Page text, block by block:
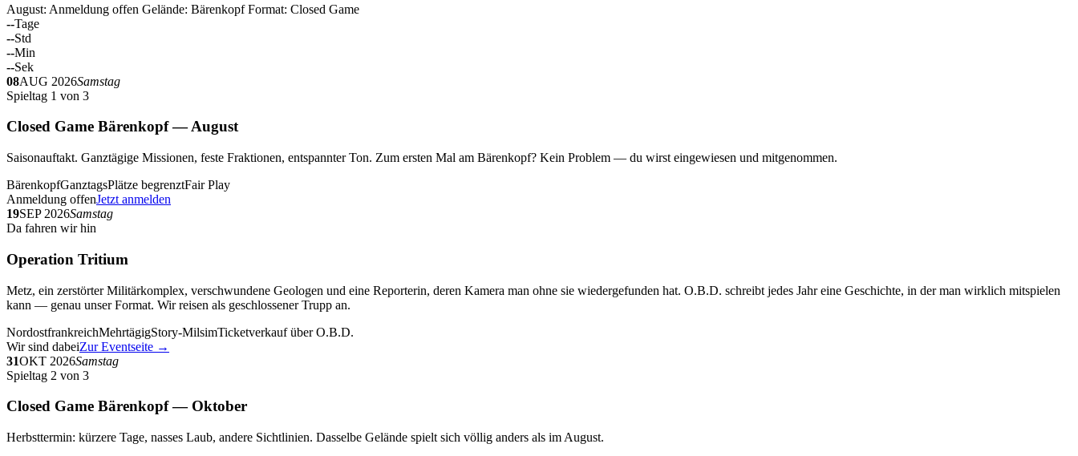
August: Anmeldung offen Gelände: Bärenkopf Format: Closed Game
--Tage
--Std
--Min
--Sek
08AUG 2026Samstag
Spieltag 1 von 3
Closed Game Bärenkopf — August
Saisonauftakt. Ganztägige Missionen, feste Fraktionen, entspannter Ton. Zum ersten Mal am Bärenkopf? Kein Problem — du wirst eingewiesen und mitgenommen.
BärenkopfGanztagsPlätze begrenztFair Play
Anmeldung offenJetzt anmelden
19SEP 2026Samstag
Da fahren wir hin
Operation Tritium
Metz, ein zerstörter Militärkomplex, verschwundene Geologen und eine Reporterin, deren Kamera man ohne sie wiedergefunden hat. O.B.D. schreibt jedes Jahr eine Geschichte, in der man wirklich mitspielen
kann — genau unser Format. Wir reisen als geschlossener Trupp an.
NordostfrankreichMehrtägigStory-MilsimTicketverkauf über O.B.D.
Wir sind dabeiZur Eventseite →
31OKT 2026Samstag
Spieltag 2 von 3
Closed Game Bärenkopf — Oktober
Herbsttermin: kürzere Tage, nasses Laub, andere Sichtlinien. Dasselbe Gelände spielt sich völlig anders als im August.